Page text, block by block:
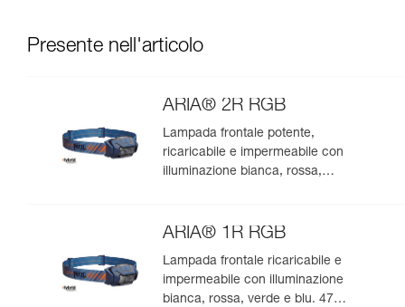
Presente nell'articolo
ARIA® 2R RGB
Lampada frontale potente,
ricaricabile e impermeabile con
illuminazione bianca, rossa,
ARIA® 1R RGB
Lampada frontale ricaricabile e
impermeabile con illuminazione
bianca, rossa, verde e blu. 475